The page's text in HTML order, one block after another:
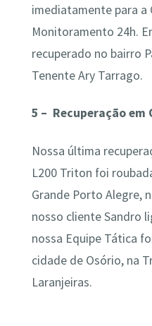
imediatamente para a
Monitoramento 24h.
recuperado no bairro
Tenente Ary Tarrago.
5 – Recuperação em
Nossa última
L200 Triton foi
Grande Porto Alegre,
nosso cliente Sandro
nossa Equipe Tática
cidade de Osório, na
Laranjeiras.